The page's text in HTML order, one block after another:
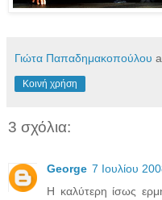
Γιώτα Παπαδημακοπούλου
Κοινή χρήση
3 σχόλια:
George 7 Ιουλίου
Η καλύτερη ίσως